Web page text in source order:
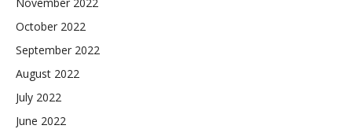
October 2022
September 2022
August 2022
July 2022
June 2022